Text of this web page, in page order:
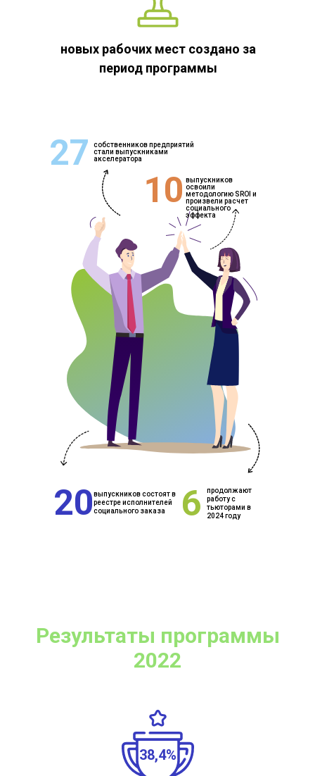
6
20
27
выпускников состоят в
реестре исполнителей
социального заказа
продолжают
работу с
тьюторами в
2024 году
собственников предприятий
стали выпускниками
акселератора
новых рабочих мест создано за
период программы
10 выпускников
освоили
методологию SROI и
произвели расчет
социального
эффекта
Результаты программы
2022
38,4%